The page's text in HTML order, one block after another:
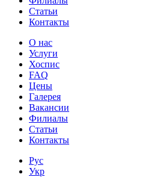
Статьи
Контакты
О нас
Услуги
Хоспис
FAQ
Цены
Галерея
Вакансии
Филиалы
Статьи
Контакты
Рус
Укр